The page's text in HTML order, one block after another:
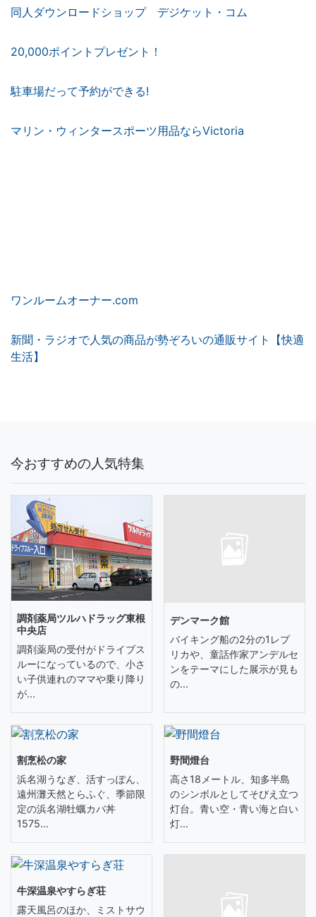
同人ダウンロードショップ デジケット・コム
20,000ポイントプレゼント！
駐車場だって予約ができる!
マリン・ウィンタースポーツ用品ならVictoria
ワンルームオーナー.com
新聞・ラジオで人気の商品が勢ぞろいの通販サイト【快適
生活】
今おすすめの人気特集
調剤薬局ツルハドラッグ東根
中央店
調剤薬局の受付がドライブス
ルーになっているので、小さ
い子供連れのママや乗り降り
が...
デンマーク館
バイキング船の2分の1レプ
リカや、童話作家アンデルセ
ンをテーマにした展示が見も
の...
割烹松の家
浜名湖うなぎ、活すっぽん、
遠州灘天然とらふぐ、季節限
定の浜名湖牡蠣カバ丼
1575...
野間燈台
高さ18メートル、知多半島
のシンボルとしてそびえ立つ
灯台。青い空・青い海と白い
灯...
牛深温泉やすらぎ荘
露天風呂のほか、ミストサウ